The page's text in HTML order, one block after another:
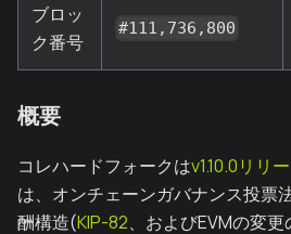
ブロッ
ク番号
#111,736,800
概要
コレハードフォークはv1.10.0リリ
は、オンチェーンガバナンス投票
酬構造(KIP-82、およびEVMの変更